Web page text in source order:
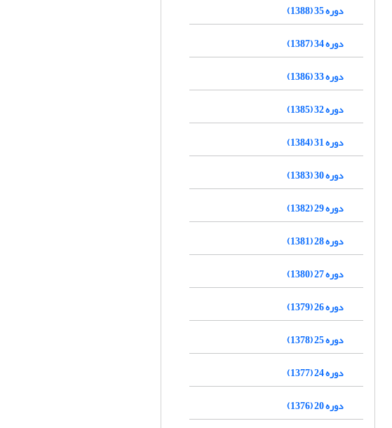
دوره 35 (1388)
دوره 34 (1387)
دوره 33 (1386)
دوره 32 (1385)
دوره 31 (1384)
دوره 30 (1383)
دوره 29 (1382)
دوره 28 (1381)
دوره 27 (1380)
دوره 26 (1379)
دوره 25 (1378)
دوره 24 (1377)
دوره 20 (1376)